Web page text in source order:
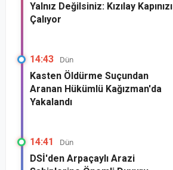
Yalnız Değilsiniz: Kızılay Kapınızı
Çalıyor
14:43 Dün
Kasten Öldürme Suçundan
Aranan Hükümlü Kağızman'da
Yakalandı
14:41 Dün
DSİ'den Arpaçaylı Arazi